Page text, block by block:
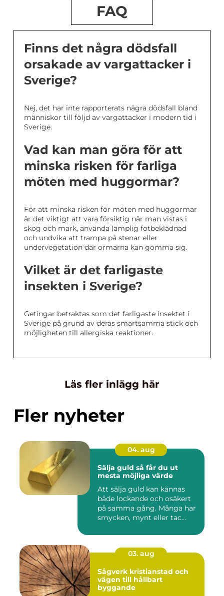
FAQ
Finns det några dödsfall
orsakade av vargattacker i
Sverige?
Nej, det har inte rapporterats några dödsfall bland
människor till följd av vargattacker i modern tid i
Sverige.
Vad kan man göra för att
minska risken för farliga
möten med huggormar?
För att minska risken för möten med huggormar
är det viktigt att vara försiktig när man vistas i
skog och mark, använda lämplig fotbeklädnad
och undvika att trampa på stenar eller
undervegetation där ormarna kan gömma sig.
Vilket är det farligaste
insekten i Sverige?
Getingar betraktas som det farligaste insektet i
Sverige på grund av deras smärtsamma stick och
möjligheten till allergiska reaktioner.
Läs fler inlägg här
Fler nyheter
04. aug
Sälja guld så får du ut
mesta möjliga värde
Att sälja guld kan kännas
både lockande och osäkert
på samma gång. Många har
smycken, mynt eller tac...
03. aug
Sågverk kristianstad och
vägen till hållbart
byggande